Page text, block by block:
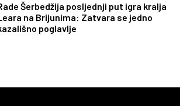
Šerbedžija posljednji put igra kralja
na Brijunima: Zatvara se jedno
poglavlje